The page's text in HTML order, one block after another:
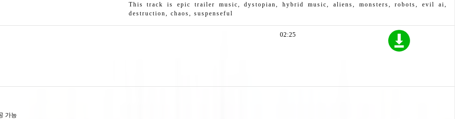
This track is epic trailer music, dystopian, hybrid music, aliens, monsters, robots, evil ai,
destruction, chaos, suspenseful
02:25
가능